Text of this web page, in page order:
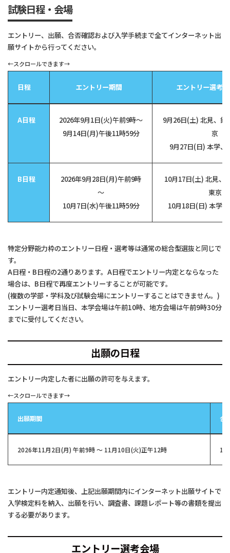
試験日程・会場
エントリー、出願、合否確認および入学手続まで全てインターネット出
願サイトから行ってください。
日程 エントリー期間 エントリー選考
A日程
2026年9月1日(火)午前9時～
9月14日(月)午後11時59分
9月26日(土) 北見、釧
京
9月27日(日) 本学、
B日程
2026年9月28日(月)午前9時
～
10月7日(水)午後11時59分
10月17日(土) 北見、
東京
10月18日(日) 本学
特定分野能力枠のエントリー日程・選考等は通常の総合型選抜と同じで
す。
A日程・B日程の2通りあります。A日程でエントリー内定とならなった
場合は、B日程で再度エントリーすることが可能です。
(複数の学部・学科及び試験会場にエントリーすることはできません。)
エントリー選考日当日、本学会場は午前10時、地方会場は午前9時30分
までに受付してください。
出願の日程
エントリー内定した者に出願の許可を与えます。
出願期間 合
2026年11月2日(月) 午前9時 ～ 11月10日(火)正午12時 12
エントリー内定通知後、上記出願期間内にインターネット出願サイトで
入学検定料を納入、出願を行い、調査書、課題レポート等の書類を提出
する必要があります。
エントリー選考会場